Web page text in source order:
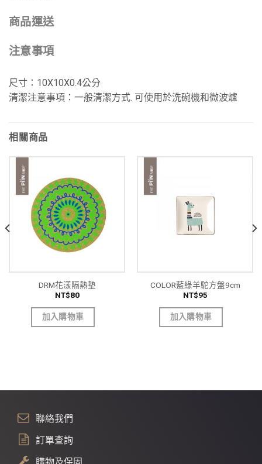
商品運送
注意事項
尺寸：10X10X0.4公分
清潔注意事項：一般清潔方式. 可使用於洗碗機和微波爐
相關商品
DRM花漾隔熱墊
NT$80
加入購物車
COLOR藍綠羊駝方盤9cm
NT$95
加入購物車
聯絡我們
訂單查詢